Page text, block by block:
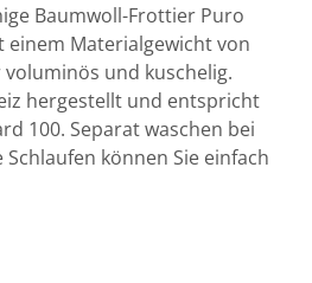
Baumwoll-Frottier Puro
Materialgewicht von
und kuschelig.
hergestellt und entspricht
100. Separat waschen bei
Schlaufen können Sie einfach